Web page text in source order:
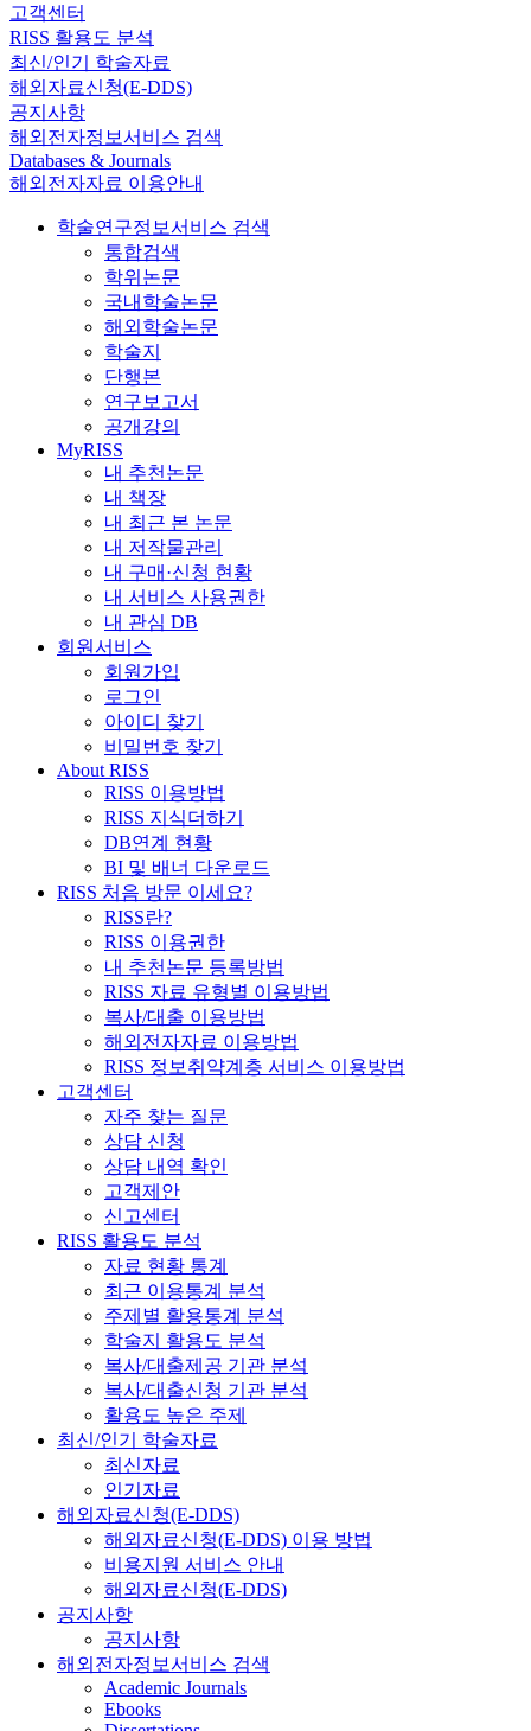
고객센터
RISS 활용도 분석
최신/인기 학술자료
해외자료신청(E-DDS)
공지사항
해외전자정보서비스 검색
Databases & Journals
해외전자자료 이용안내
학술연구정보서비스 검색
통합검색
학위논문
국내학술논문
해외학술논문
학술지
단행본
연구보고서
공개강의
MyRISS
내 추천논문
내 책장
내 최근 본 논문
내 저작물관리
내 구매·신청 현황
내 서비스 사용권한
내 관심 DB
회원서비스
회원가입
로그인
아이디 찾기
비밀번호 찾기
About RISS
RISS 이용방법
RISS 지식더하기
DB연계 현황
BI 및 배너 다운로드
RISS 처음 방문 이세요?
RISS란?
RISS 이용권한
내 추천논문 등록방법
RISS 자료 유형별 이용방법
복사/대출 이용방법
해외전자자료 이용방법
RISS 정보취약계층 서비스 이용방법
고객센터
자주 찾는 질문
상담 신청
상담 내역 확인
고객제안
신고센터
RISS 활용도 분석
자료 현황 통계
최근 이용통계 분석
주제별 활용통계 분석
학술지 활용도 분석
복사/대출제공 기관 분석
복사/대출신청 기관 분석
활용도 높은 주제
최신/인기 학술자료
최신자료
인기자료
해외자료신청(E-DDS)
해외자료신청(E-DDS) 이용 방법
비용지원 서비스 안내
해외자료신청(E-DDS)
공지사항
공지사항
해외전자정보서비스 검색
Academic Journals
Ebooks